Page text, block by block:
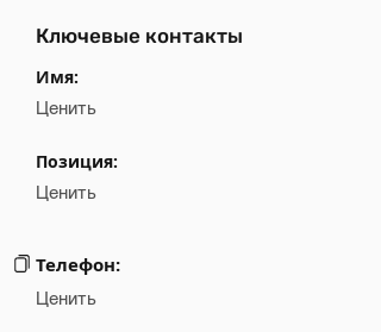
Ключевые контакты
Имя:
Ценить
Позиция:
Ценить
Телефон:
Ценить